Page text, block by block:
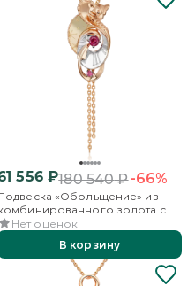
556₽180 540₽-66%
«Обольщение» из
золота с
гранатами
Нет оценок
В корзину